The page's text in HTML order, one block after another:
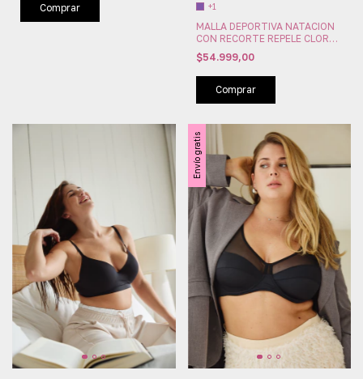
Comprar +1
MALLA DEPORTIVA NATACION
CON RECORTE REPELE CLORO
ESPECIAL MARYMAR (MM056)
$54.999,00
Comprar
Envío gratis